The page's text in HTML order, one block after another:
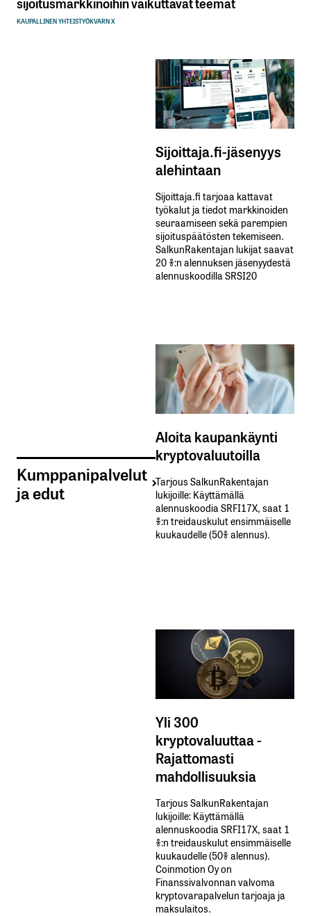
KAUPALLINEN YHTEISTYÖKVARN X
Kumppanipalvelut
ja edut
Sijoittaja.fi-jäsenyys
alehintaan
Sijoittaja.fi tarjoaa kattavat
työkalut ja tiedot markkinoiden
seuraamiseen sekä parempien
sijoituspäätösten tekemiseen.
SalkunRakentajan lukijat saavat
20 %:n alennuksen jäsenyydestä
alennuskoodilla SRSI20
Aloita kaupankäynti
kryptovaluutoilla
Tarjous SalkunRakentajan
lukijoille: Käyttämällä​ ​
alennuskoodia​ ​SRFI17X,​ ​saat​ ​1
%:n treidauskulut​ ​ensimmäiselle​ ​
kuukaudelle​ ​(50%​ ​alennus).
Yli 300
kryptovaluuttaa -
Rajattomasti
mahdollisuuksia
Tarjous SalkunRakentajan
lukijoille: Käyttämällä​ ​
alennuskoodia​ ​SRFI17X,​ ​saat​ ​1
%:n treidauskulut​ ​ensimmäiselle​ ​
kuukaudelle​ ​(50%​ ​alennus).
Coinmotion Oy on
Finanssivalvonnan valvoma
kryptovarapalvelun tarjoaja ja
maksulaitos.